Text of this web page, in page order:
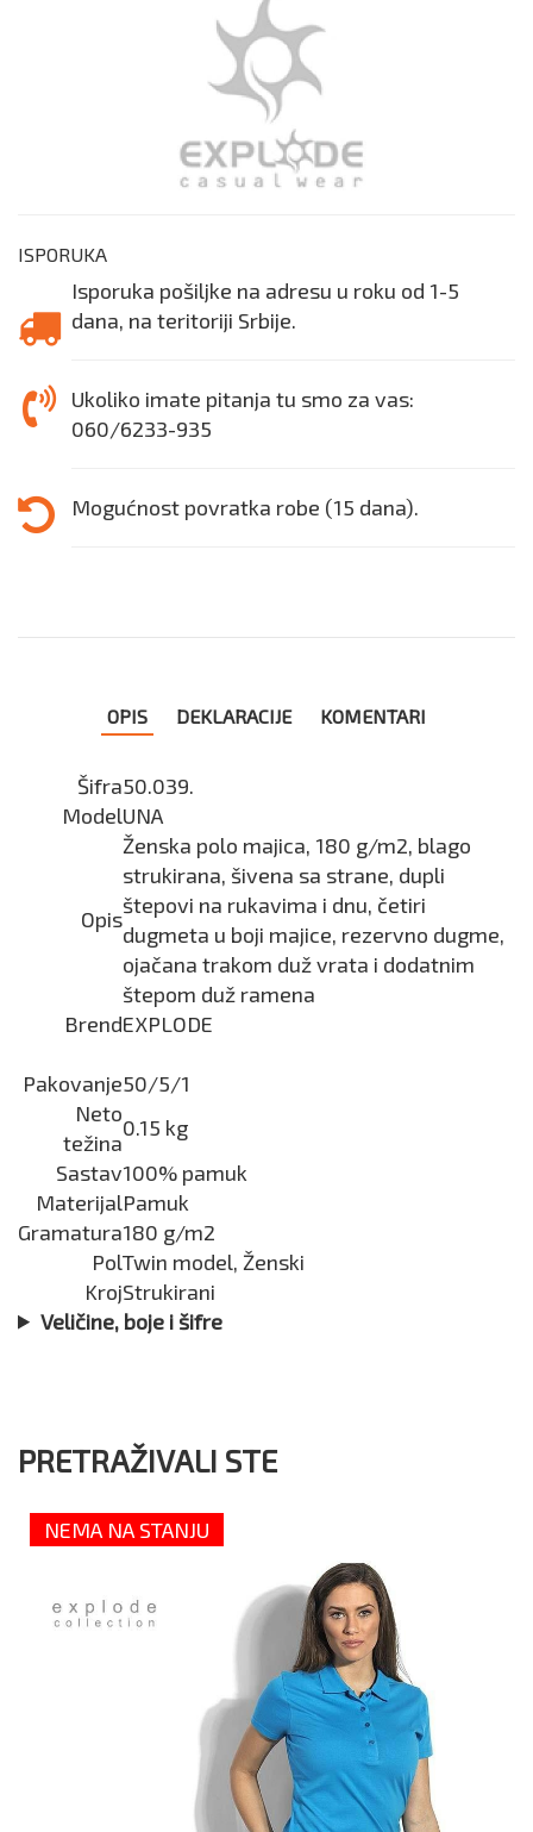
ISPORUKA
Isporuka pošiljke na adresu u roku od 1-5
dana, na teritoriji Srbije.
Ukoliko imate pitanja tu smo za vas:
060/6233-935
Mogućnost povratka robe (15 dana).
OPIS DEKLARACIJE KOMENTARI
Šifra50.039.
ModelUNA
Opis
Ženska polo majica, 180 g/m2, blago
strukirana, šivena sa strane, dupli
štepovi na rukavima i dnu, četiri
dugmeta u boji majice, rezervno dugme,
ojačana trakom duž vrata i dodatnim
štepom duž ramena
BrendEXPLODE
Pakovanje50/5/1
Neto
težina
0.15 kg
Sastav100% pamuk
MaterijalPamuk
Gramatura180 g/m2
PolTwin model, Ženski
KrojStrukirani
Veličine, boje i šifre
PRETRAŽIVALI STE
NEMA NA STANJU